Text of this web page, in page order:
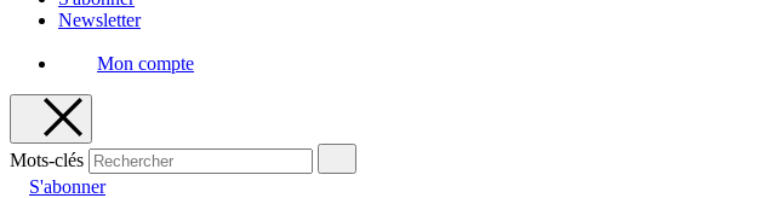
Newsletter
Mon compte
Mots-clés
S'abonner